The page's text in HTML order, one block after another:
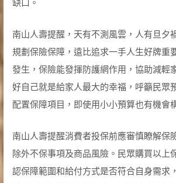
缺口。
南山人壽提醒，天有不測風雲，人有旦夕
規劃保險保障，遠比追求一手人生好牌重
發生，保險能發揮防護網作用，協助減輕
好自己就是給家人最大的幸福，呼籲民眾
配置保障項目，即使用小小預算也有機會
南山人壽提醒消費者投保前應審慎瞭解保
除外不保事項及商品風險。民眾購買以上
認保障範圍和給付方式是否符合自身需求